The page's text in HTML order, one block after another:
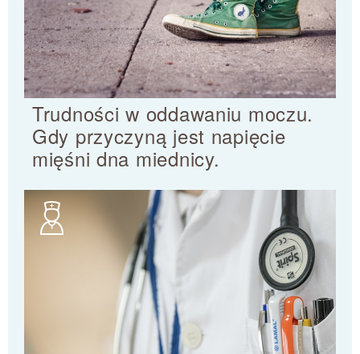
Trudności w oddawaniu moczu.
Gdy przyczyną jest napięcie
mięśni dna miednicy.